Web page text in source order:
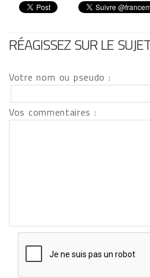
RÉAGISSEZ SUR LE
Votre nom ou pseudo :
Vos commentaires :